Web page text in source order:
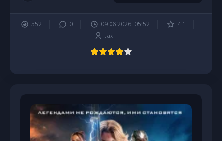
552 0 09.06.2026, 05:52
4.1
Jax